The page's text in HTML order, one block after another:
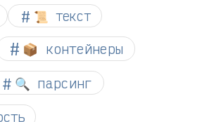
📜 текст
📦 контейнеры
🔍 парсинг